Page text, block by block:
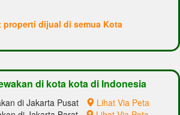
properti dijual di semua Kota
di kota kota di Indonesia
di Jakarta Pusat
Lihat Via Peta